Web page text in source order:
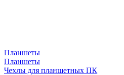
Планшеты
Планшеты
Чехлы для планшетных ПК